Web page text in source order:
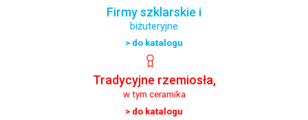
Firmyszklarskie i
biżuteryjne
> do katalogu
Tradycyjne rzemiosła,
w tym ceramika
> do katalogu